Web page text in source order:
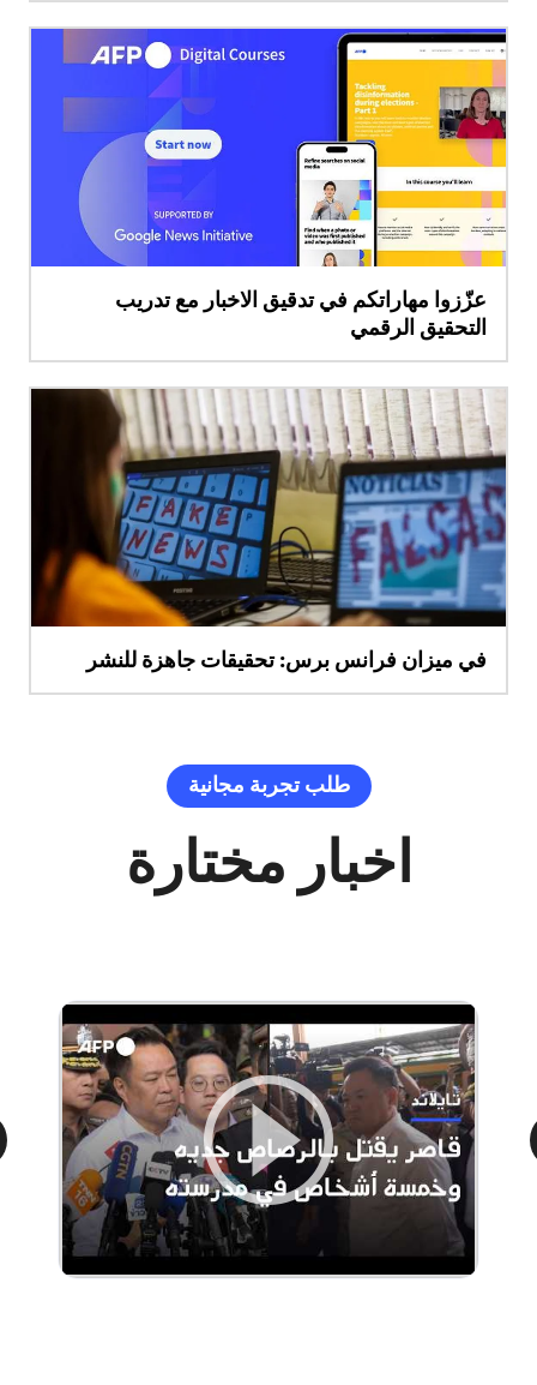
عزّزوا مهاراتكم في تدقيق الاخبار مع تدريب
التحقيق الرقمي
في ميزان فرانس برس: تحقيقات جاهزة للنشر
طلب تجربة مجانية
اخبار مختارة